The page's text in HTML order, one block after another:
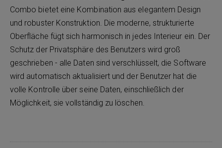
Combo bietet eine Kombination aus elegantem Design
und robuster Konstruktion. Die moderne, strukturierte
Oberfläche fügt sich harmonisch in jedes Interieur ein. Der
Schutz der Privatsphäre des Benutzers wird groß
geschrieben - alle Daten sind verschlüsselt, die Software
wird automatisch aktualisiert und der Benutzer hat die
volle Kontrolle über seine Daten, einschließlich der
Möglichkeit, sie vollständig zu löschen.